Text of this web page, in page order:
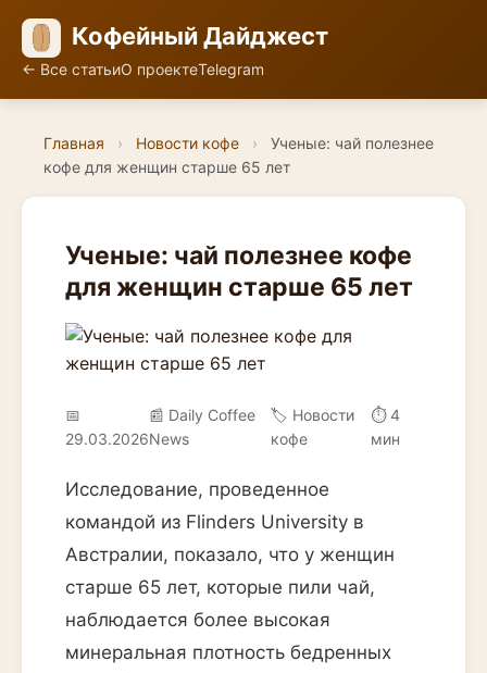
Кофейный Дайджест
← Все статьиО проектеTelegram
Главная › Новости кофе ›
Ученые: чай полезнее
кофе для женщин старше 65 лет
Ученые: чай полезнее кофе
для женщин старше 65 лет
📅
29.03.2026
📰 Daily Coffee
News
🏷️ Новости
кофе
⏱ 4
мин
Исследование, проведенное
командой из Flinders University в
Австралии, показало, что у женщин
старше 65 лет, которые пили чай,
наблюдается более высокая
минеральная плотность бедренных